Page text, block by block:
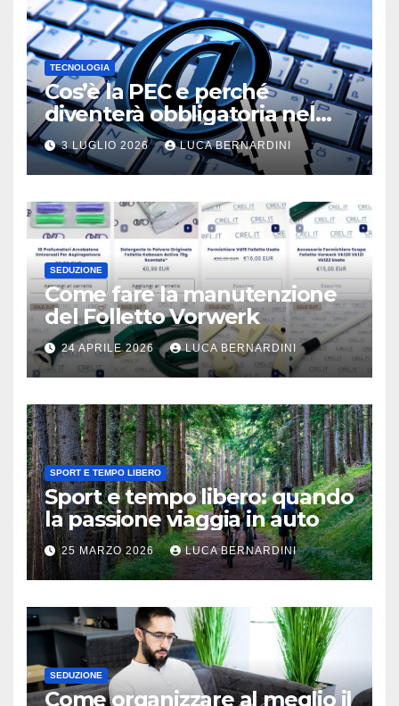
TECNOLOGIA
Cos’è la PEC e perché
diventerà obbligatoria nel
2026?
3 LUGLIO 2026 LUCA BERNARDINI
SEDUZIONE
Come fare la manutenzione
del Folletto Vorwerk
24 APRILE 2026 LUCA BERNARDINI
SPORT E TEMPO LIBERO
Sport e tempo libero: quando
la passione viaggia in auto
25 MARZO 2026 LUCA BERNARDINI
SEDUZIONE
Come organizzare al meglio il